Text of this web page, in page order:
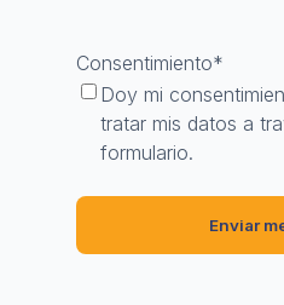
Consentimiento*
Doy mi
tratar mis datos a
formulario.